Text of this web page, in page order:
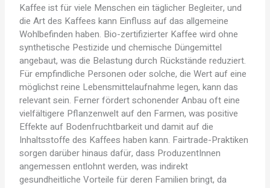
Kaffee ist für viele Menschen ein täglicher Begleiter, und
die Art des Kaffees kann Einfluss auf das allgemeine
Wohlbefinden haben. Bio-zertifizierter Kaffee wird ohne
synthetische Pestizide und chemische Düngemittel
angebaut, was die Belastung durch Rückstände reduziert.
Für empfindliche Personen oder solche, die Wert auf eine
möglichst reine Lebensmittelaufnahme legen, kann das
relevant sein. Ferner fördert schonender Anbau oft eine
vielfältigere Pflanzenwelt auf den Farmen, was positive
Effekte auf Bodenfruchtbarkeit und damit auf die
Inhaltsstoffe des Kaffees haben kann. Fairtrade-Praktiken
sorgen darüber hinaus dafür, dass ProduzentInnen
angemessen entlohnt werden, was indirekt
gesundheitliche Vorteile für deren Familien bringt, da